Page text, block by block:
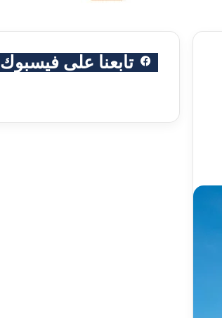
تابعنا على فيسبوك